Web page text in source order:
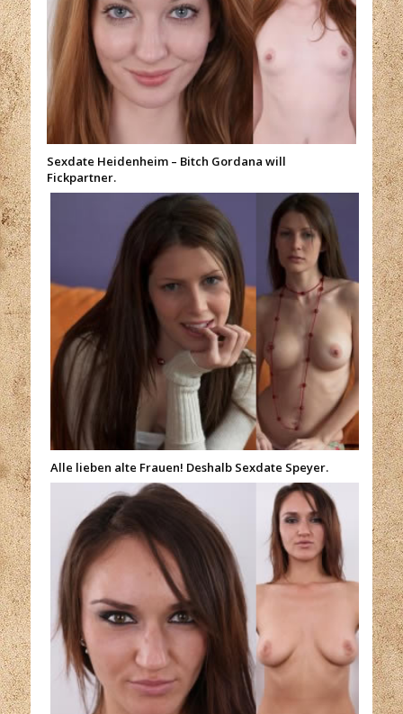
Sexdate Heidenheim – Bitch Gordana will
Fickpartner.
Alle lieben alte Frauen! Deshalb Sexdate Speyer.